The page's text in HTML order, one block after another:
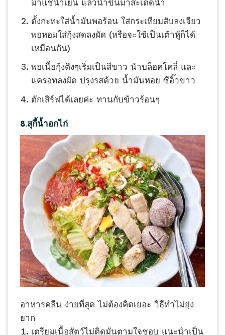
มาแช่น้ำเย็น แล้วนำขึ้นมาสะเด็ดน้ำ
ตั้งกะทะใส่น้ำมันพอร้อน ใส่กระเทียมสับลงเจียว
พอหอมใส่กุ้งสดลงผัด (หรือจะใช้เป็นเต้าหู้ก็ได้
เหมือนกัน)
พอเนื้อกุ้งตึงๆเริ่มเป็นสีขาว นำบล็อคโคลี่ และ
แครอทลงผัด ปรุงรสด้วย น้ำมันหอย ซีอิ๊วขาว
ตักเสิร์ฟได้เลยค่ะ ทานกับข้าวร้อนๆ
8.สุกี้น้ำอกไก่
อาหารคลีน ง่ายที่สุด ไม่ต้องคิดเยอะ วิธีทำไม่ยุ่ง
ยาก
เตรียมเนื้อสัตว์ไม่ติดมันตามใจชอบ แนะนำเป็น